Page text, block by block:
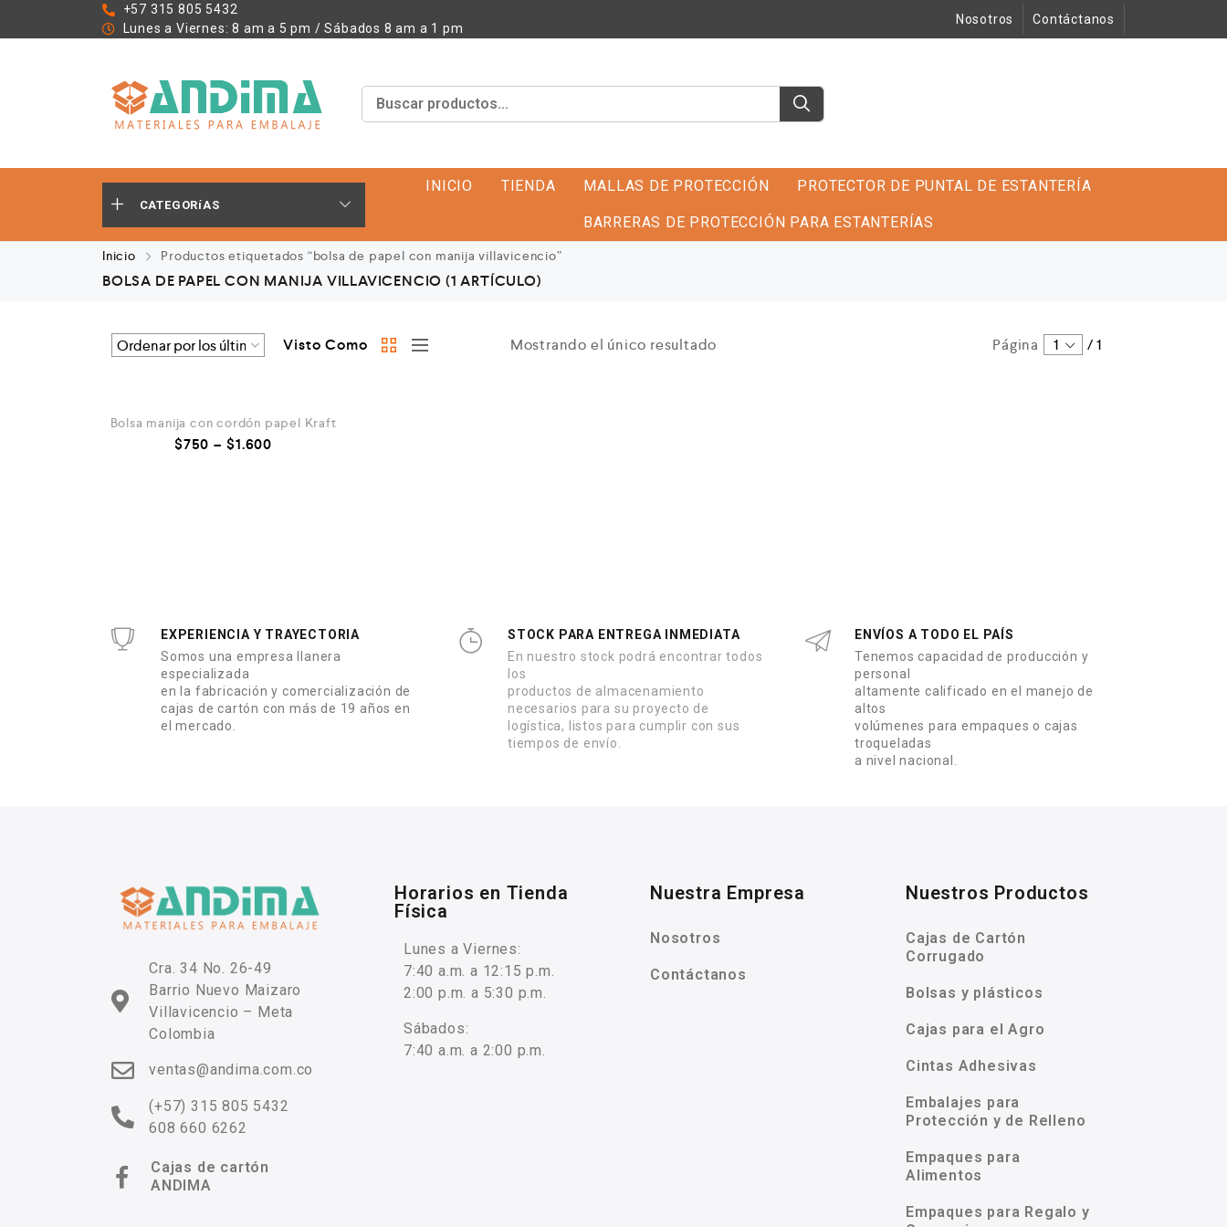
+57 315 805 5432
Lunes a Viernes: 8 am a 5 pm / Sábados 8 am a 1 pm
Nosotros Contáctanos
CATEGORíAS
INICIO TIENDA MALLAS DE PROTECCIÓN PROTECTOR DE PUNTAL DE ESTANTERÍA
BARRERAS DE PROTECCIÓN PARA ESTANTERÍAS
Inicio Productos etiquetados “bolsa de papel con manija villavicencio”
BOLSA DE PAPEL CON MANIJA VILLAVICENCIO (1 ARTÍCULO)
Visto Como Mostrando el único resultado Página 1 /1
Bolsa manija con cordón papel Kraft
$750 – $1.600
EXPERIENCIA Y TRAYECTORIA
Somos una empresa llanera
especializada
en la fabricación y comercialización de
cajas de cartón con más de 19 años en
el mercado.
STOCK PARA ENTREGA INMEDIATA
En nuestro stock podrá encontrar todos
los
productos de almacenamiento
necesarios para su proyecto de
logística, listos para cumplir con sus
tiempos de envío.
ENVÍOS A TODO EL PAÍS
Tenemos capacidad de producción y
personal
altamente calificado en el manejo de
altos
volúmenes para empaques o cajas
troqueladas
a nivel nacional.
Cra. 34 No. 26-49
Barrio Nuevo Maizaro
Villavicencio – Meta
Colombia
ventas@andima.com.co
(+57) 315 805 5432
608 660 6262
Cajas de cartón
ANDIMA
Horarios en Tienda
Física
Lunes a Viernes:
7:40 a.m. a 12:15 p.m.
2:00 p.m. a 5:30 p.m.
Sábados:
7:40 a.m. a 2:00 p.m.
Nuestra Empresa
Nosotros
Contáctanos
Nuestros Productos
Cajas de Cartón
Corrugado
Bolsas y plásticos
Cajas para el Agro
Cintas Adhesivas
Embalajes para
Protección y de Relleno
Empaques para
Alimentos
Empaques para Regalo y